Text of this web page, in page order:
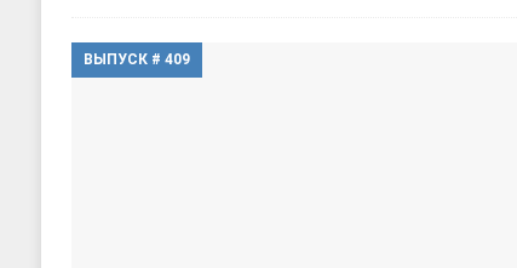
ВЫПУСК # 409